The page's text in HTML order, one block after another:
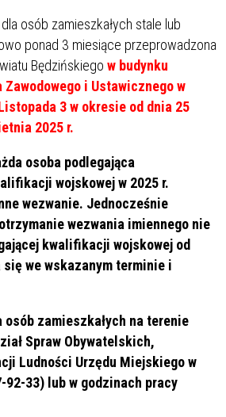
osób zamieszkałych stale lub
ponad 3 miesiące przeprowadzona
Będzińskiego w budynku
Zawodowego i Ustawicznego w
3 w okresie od dnia 25
2025 r.
osoba podlegająca
wojskowej w 2025 r.
wezwanie. Jednocześnie
wezwania imiennego nie
kwalifikacji wojskowej od
we wskazanym terminie i
zamieszkałych na terenie
Spraw Obywatelskich,
Ludności Urzędu Miejskiego w
33) lub w godzinach pracy